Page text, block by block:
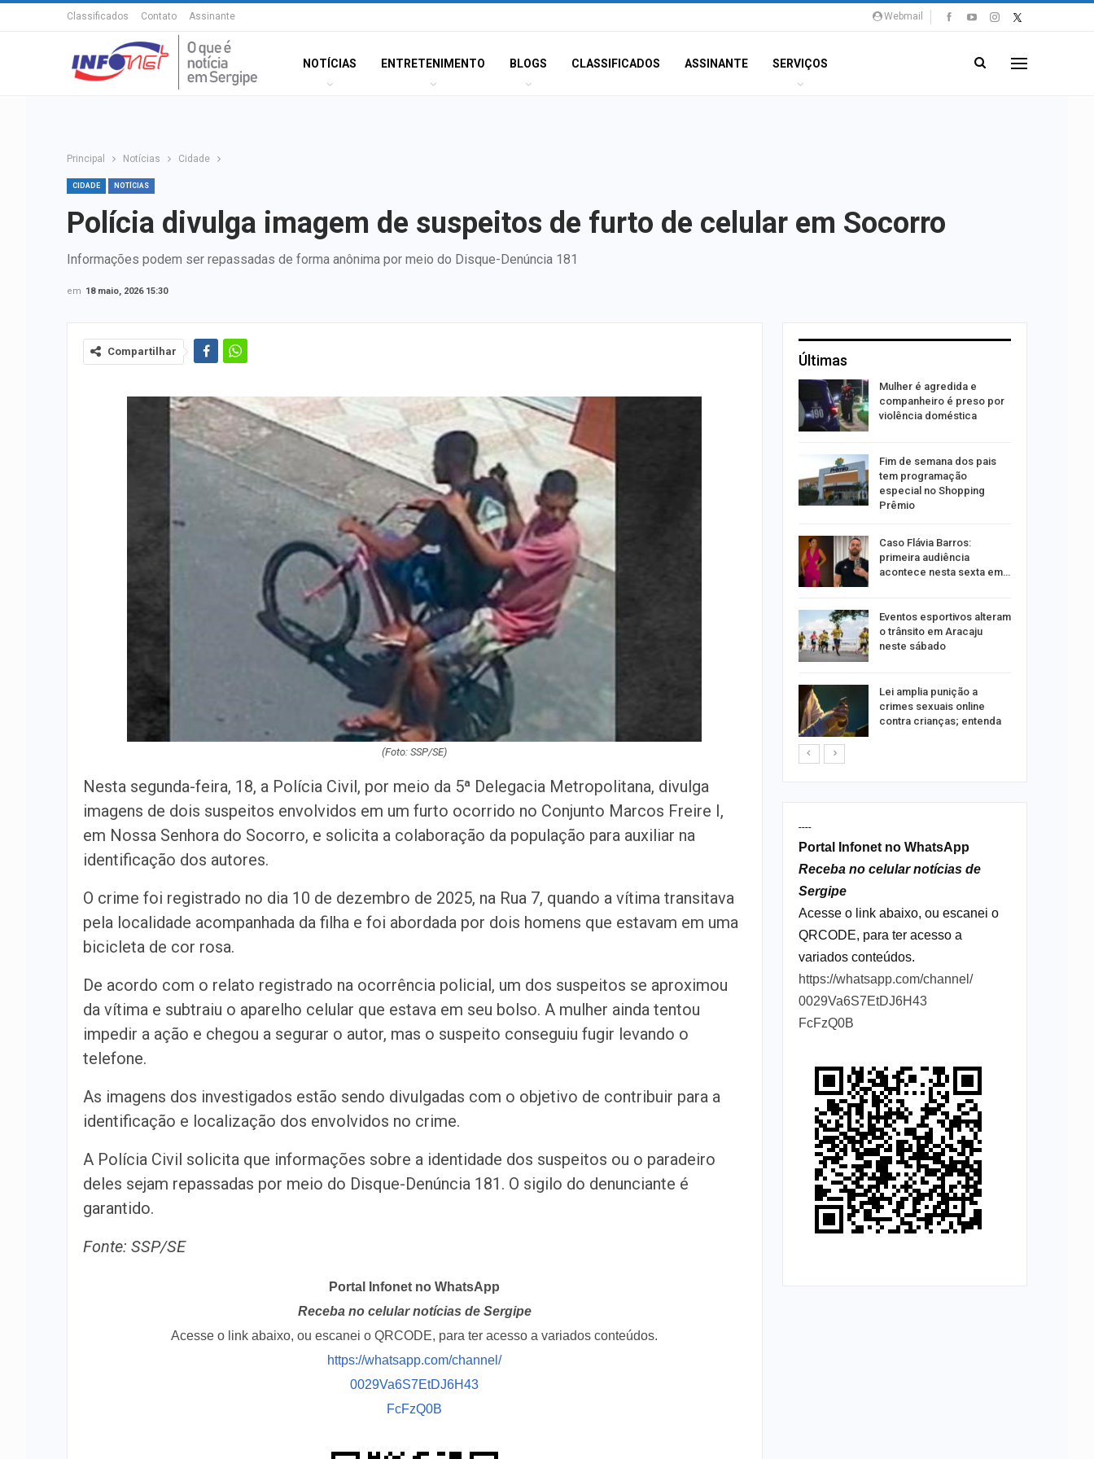
Webmail
Classificados Contato Assinante
NOTÍCIAS ENTRETENIMENTO BLOGS CLASSIFICADOS ASSINANTE SERVIÇOS
Principal Notícias Cidade
CIDADE NOTÍCIAS
Polícia divulga imagem de suspeitos de furto de celular em Socorro
Informações podem ser repassadas de forma anônima por meio do Disque-Denúncia 181
em 18 maio, 2026 15:30
Compartilhar
(Foto: SSP/SE)
Nesta segunda-feira, 18, a Polícia Civil, por meio da 5ª Delegacia Metropolitana, divulga
imagens de dois suspeitos envolvidos em um furto ocorrido no Conjunto Marcos Freire I,
em Nossa Senhora do Socorro, e solicita a colaboração da população para auxiliar na
identificação dos autores.
O crime foi registrado no dia 10 de dezembro de 2025, na Rua 7, quando a vítima transitava
pela localidade acompanhada da filha e foi abordada por dois homens que estavam em uma
bicicleta de cor rosa.
De acordo com o relato registrado na ocorrência policial, um dos suspeitos se aproximou
da vítima e subtraiu o aparelho celular que estava em seu bolso. A mulher ainda tentou
impedir a ação e chegou a segurar o autor, mas o suspeito conseguiu fugir levando o
telefone.
As imagens dos investigados estão sendo divulgadas com o objetivo de contribuir para a
identificação e localização dos envolvidos no crime.
A Polícia Civil solicita que informações sobre a identidade dos suspeitos ou o paradeiro
deles sejam repassadas por meio do Disque-Denúncia 181. O sigilo do denunciante é
garantido.
Fonte: SSP/SE
Portal Infonet no WhatsApp
Receba no celular notícias de Sergipe
Acesse o link abaixo, ou escanei o QRCODE, para ter acesso a variados conteúdos.
https://whatsapp.com/channel/
0029Va6S7EtDJ6H43
FcFzQ0B
Últimas
Mulher é agredida e
companheiro é preso por
violência doméstica
Fim de semana dos pais
tem programação
especial no Shopping
Prêmio
Caso Flávia Barros:
primeira audiência
acontece nesta sexta em…
Eventos esportivos alteram
o trânsito em Aracaju
neste sábado
Lei amplia punição a
crimes sexuais online
contra crianças; entenda
----
Portal Infonet no WhatsApp
Receba no celular notícias de
Sergipe
Acesse o link abaixo, ou escanei o
QRCODE, para ter acesso a
variados conteúdos.
https://whatsapp.com/channel/
0029Va6S7EtDJ6H43
FcFzQ0B